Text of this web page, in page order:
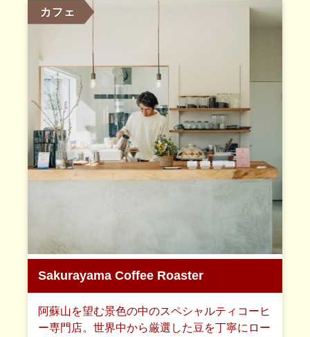
カフェ
Sakurayama Coffee Roaster
阿蘇山を望む景色の中のスペシャルティコーヒ
ー専門店。世界中から厳選した豆を丁寧にロー